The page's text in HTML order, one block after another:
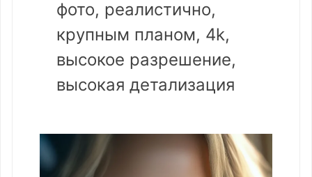
фото, реалистично,
крупным планом, 4k,
высокое разрешение,
высокая детализация